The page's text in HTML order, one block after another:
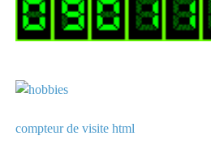
compteur de visite html